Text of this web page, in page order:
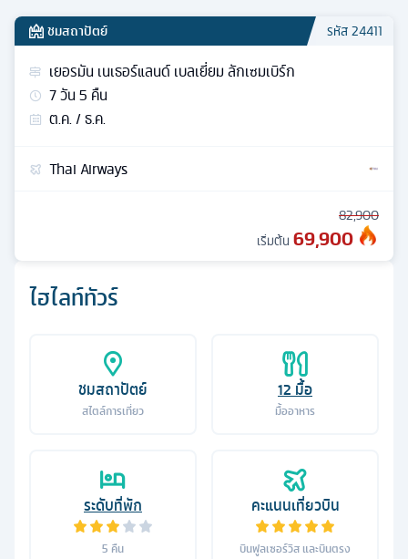
ไฮไลท์ทัวร์
ชมสถาปัตย์
สไตล์การเที่ยว
12 มื้อ
มื้ออาหาร
ระดับที่พัก
5 คืน
คะแนนเที่ยวบิน
บินฟูลเซอร์วิส และบินตรง
ชมสถาปัตย์ รหัส24411
เยอรมัน เนเธอร์แลนด์ เบลเยี่ยม ลักเซมเบิร์ก
7วัน5 คืน
ต.ค. / ธ.ค.
Thai Airways
82,900
เริ่มต้น 69,900